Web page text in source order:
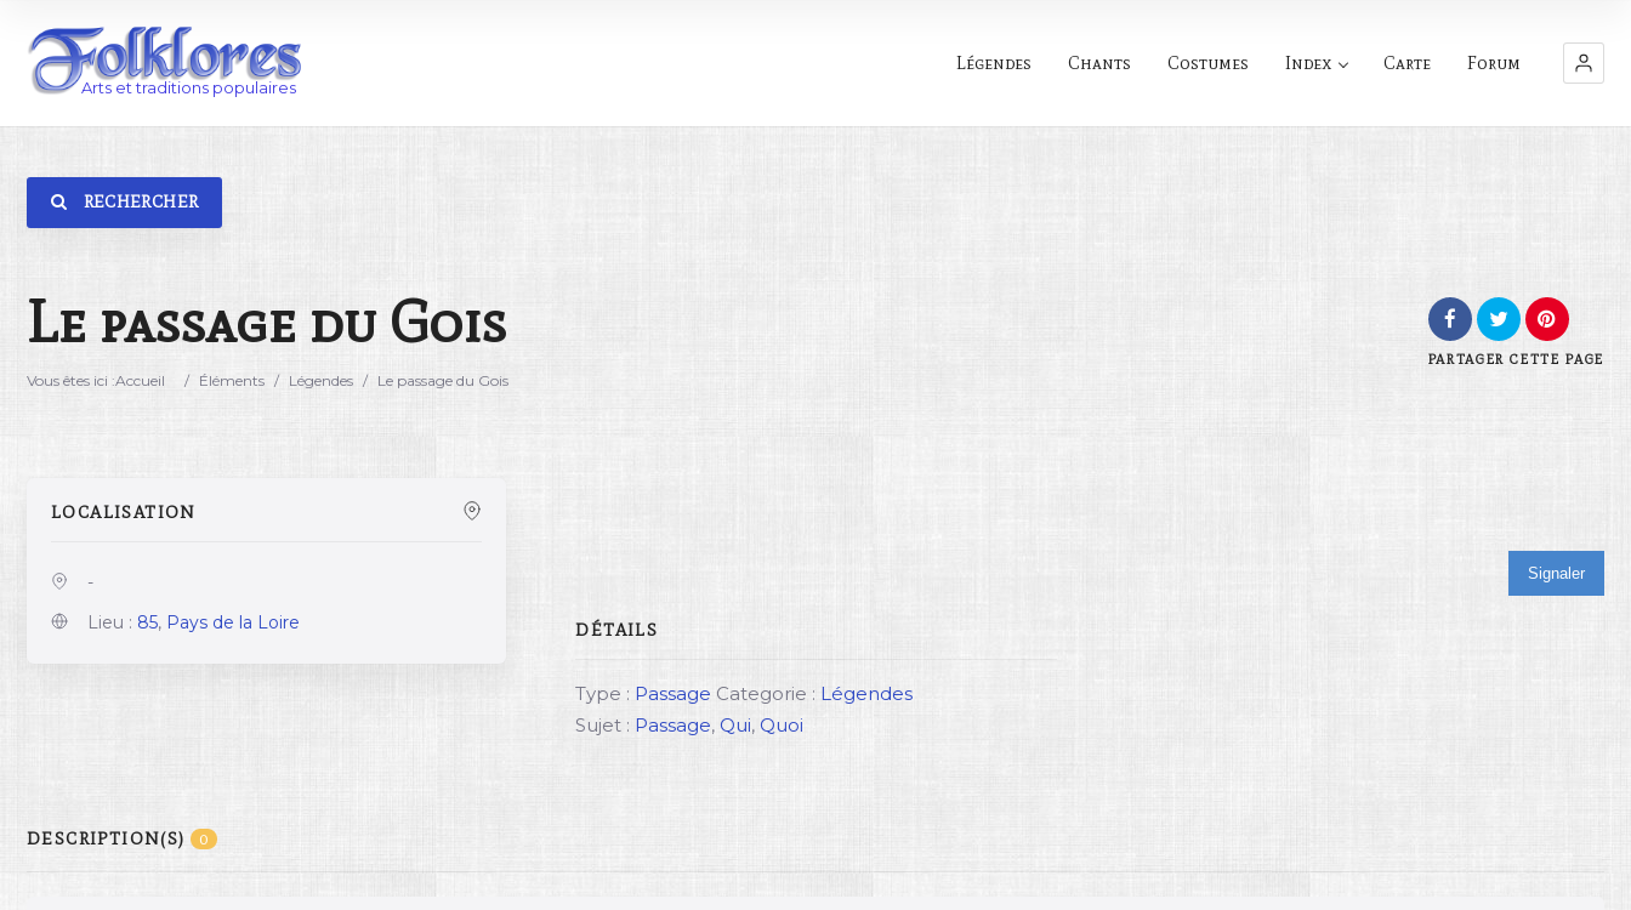
Légendes Chants Costumes Index Carte Forum
RECHERCHER
Le passage du Gois
Vous êtes ici :Accueil / Éléments / Légendes / Le passage du Gois
PARTAGER CETTE PAGE
LOCALISATION
-
Lieu : 85, Pays de la Loire
Signaler
DÉTAILS
Type : Passage Categorie : Légendes
Sujet : Passage,Qui,Quoi
DESCRIPTION(S) 0